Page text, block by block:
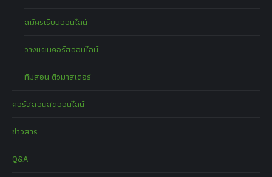
สมัครเรียนออนไลน์
วางแผนคอร์สออนไลน์
ทีมสอน ติวมาสเตอร์
คอร์สสอนสดออนไลน์
ข่าวสาร
Q&A